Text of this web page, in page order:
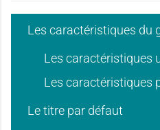
Les caractéristiques du
Les caractéristiques
Les caractéristiques
Le titre par défaut